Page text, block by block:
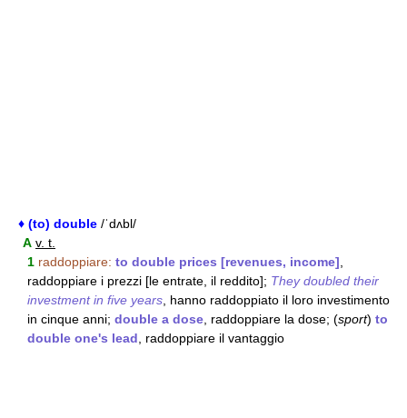
♦ (to) double /ˈdʌbl/
A v. t.
1 raddoppiare: to double prices [revenues, income]
raddoppiare i prezzi [le entrate, il reddito]; They doubled their
investment in five years , hanno raddoppiato il loro investimento
in cinque anni; double a dose , raddoppiare la dose; (sport) to
double one's lead , raddoppiare il vantaggio